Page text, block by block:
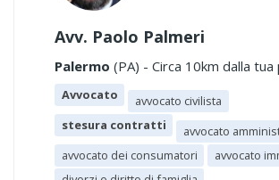
Avv. Paolo Palmeri
Palermo (PA) - Circa 10km dalla
Avvocato
avvocato civilista
stesura contratti
avvocato
avvocato dei consumatori
avvocato